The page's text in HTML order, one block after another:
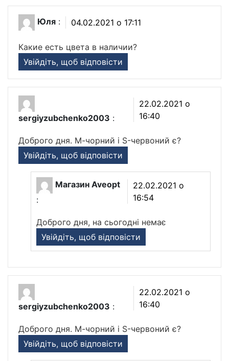
Юля : 04.02.2021 о 17:11
Какие есть цвета в наличии?
Увійдіть, щоб відповісти
sergiyzubchenko2003 :
22.02.2021 о
16:40
Доброго дня. М-чорний і S-червоний є?
Увійдіть, щоб відповісти
Магазин Aveopt
:
22.02.2021 о
16:54
Доброго дня, на сьогодні немає
Увійдіть, щоб відповісти
sergiyzubchenko2003 :
22.02.2021 о
16:40
Доброго дня. М-чорний і S-червоний є?
Увійдіть, щоб відповісти